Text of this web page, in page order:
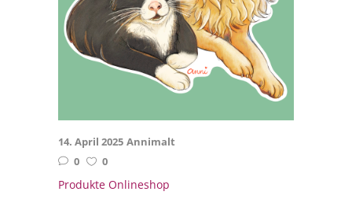
14. April 2025 Annimalt
0
0
Produkte Onlineshop